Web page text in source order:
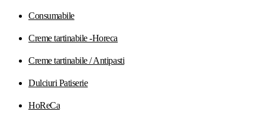
Consumabile
Creme tartinabile -Horeca
Creme tartinabile / Antipasti
Dulciuri Patiserie
HoReCa